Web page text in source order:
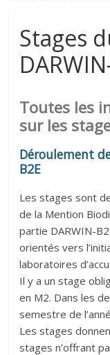
Stages
Toutes les
sur les
Déroulement
B2E
Les stages sont
de la Mention
partie DARWIN-
orientés vers
laboratoires
Il y a un stage
en M2. Dans les
semestre de
Les stages
stages n’offrant